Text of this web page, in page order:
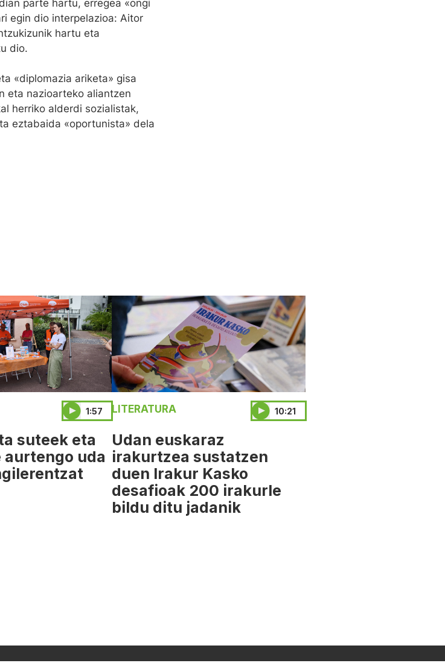
parte hartu, erregea «ongi
egin dio interpelazioa: Aitor
hartu eta
dio.
«diplomazia ariketa» gisa
eta nazioarteko aliantzen
herriko alderdi sozialistak,
eztabaida «oportunista» dela
1:57
suteek eta
uda
LITERATURA 10:21
Udan euskaraz
irakurtzea sustatzen
duen Irakur Kasko
desafioak 200 irakurle
bildu ditu jadanik